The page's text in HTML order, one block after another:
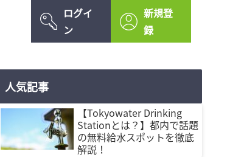
ログイ
ン
新規登
録
人気記事
【Tokyowater Drinking
Stationとは？】都内で話題
の無料給水スポットを徹底
解説！